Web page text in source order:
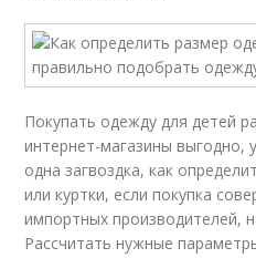
Покупать одежду для детей
интернет-магазины выгодно,
одна загвоздка, как
или куртки, если покупка
импортных производителей,
Рассчитать нужные